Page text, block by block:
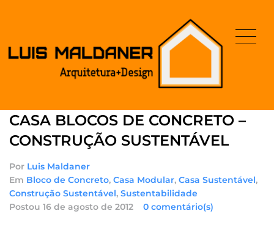
CASA BLOCOS DE CONCRETO –
CONSTRUÇÃO SUSTENTÁVEL
Por Luis Maldaner
Em Bloco de Concreto, Casa Modular, Casa Sustentável,
Construção Sustentável, Sustentabilidade
Postou 16 de agosto de 2012 0 comentário(s)